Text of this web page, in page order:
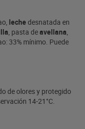
leche desnatada en
, pasta deavellana,
33% mínimo. Puede
de olores y protegido
14-21°C.